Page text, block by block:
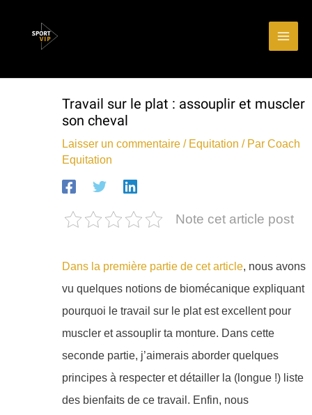
Travail sur le plat : assouplir et muscler
son cheval
Laisser un commentaire / Equitation / Par Coach
Equitation
Note cet article post
Dans la première partie de cet article, nous avons
vu quelques notions de biomécanique expliquant
pourquoi le travail sur le plat est excellent pour
muscler et assouplir ta monture. Dans cette
seconde partie, j’aimerais aborder quelques
principes à respecter et détailler la (longue !) liste
des bienfaits de ce travail. Enfin, nous